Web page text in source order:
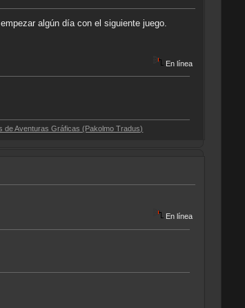
algún día con el siguiente juego.
En línea
Gráficas (Pakolmo Tradus)
En línea